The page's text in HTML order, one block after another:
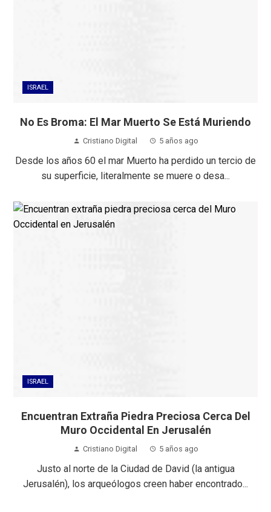
ISRAEL
No Es Broma: El Mar Muerto Se Está Muriendo
Cristiano Digital 5 años ago
Desde los años 60 el mar Muerto ha perdido un tercio de
su superficie, literalmente se muere o desa...
ISRAEL
Encuentran Extraña Piedra Preciosa Cerca Del
Muro Occidental En Jerusalén
Cristiano Digital 5 años ago
Justo al norte de la Ciudad de David (la antigua
Jerusalén), los arqueólogos creen haber encontrado...